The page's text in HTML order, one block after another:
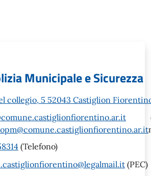
Municipale e Sicurezza
collegio, 5 52043 Castiglion
(Telefono)
(PEC)